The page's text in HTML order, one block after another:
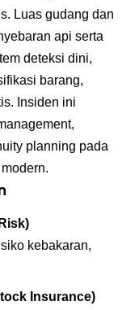
Luas gudang dan
api serta
deteksi dini,
barang,
Insiden ini
planning pada
kebakaran,
Insurance)